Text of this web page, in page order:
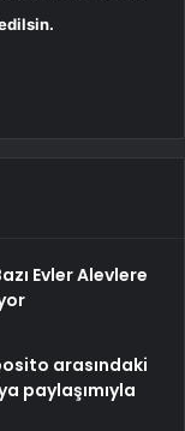
Evler Alevlere
arasındaki
paylaşımıyla